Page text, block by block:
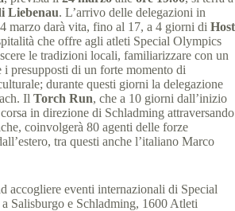
Liebenau. L’arrivo delle delegazioni in
marzo darà vita, fino al 17, a 4 giorni di Host
che offre agli atleti Special Olympics
le tradizioni locali, familiarizzare con un
i presupposti di un forte momento di
durante questi giorni la delegazione
Il Torch Run, che a 10 giorni dall’inizio
in direzione di Schladming attraversando
coinvolgerà 80 agenti delle forze
tra questi anche l’italiano Marco
accogliere eventi internazionali di Special
Salisburgo e Schladming, 1600 Atleti